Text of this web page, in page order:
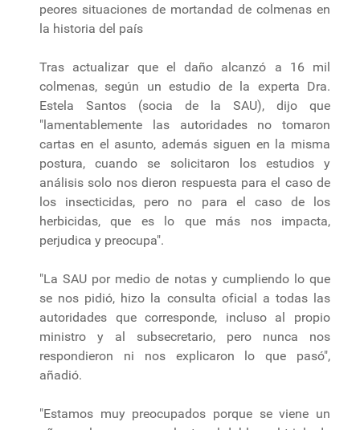
peores situaciones de mortandad de colmenas en
la historia del país
Tras actualizar que el daño alcanzó a 16 mil
colmenas, según un estudio de la experta Dra.
Estela Santos (socia de la SAU), dijo que
"lamentablemente las autoridades no tomaron
cartas en el asunto, además siguen en la misma
postura, cuando se solicitaron los estudios y
análisis solo nos dieron respuesta para el caso de
los insecticidas, pero no para el caso de los
herbicidas, que es lo que más nos impacta,
perjudica y preocupa".
"La SAU por medio de notas y cumpliendo lo que
se nos pidió, hizo la consulta oficial a todas las
autoridades que corresponde, incluso al propio
ministro y al subsecretario, pero nunca nos
respondieron ni nos explicaron lo que pasó",
añadió.
"Estamos muy preocupados porque se viene un